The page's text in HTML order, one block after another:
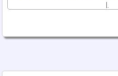
|